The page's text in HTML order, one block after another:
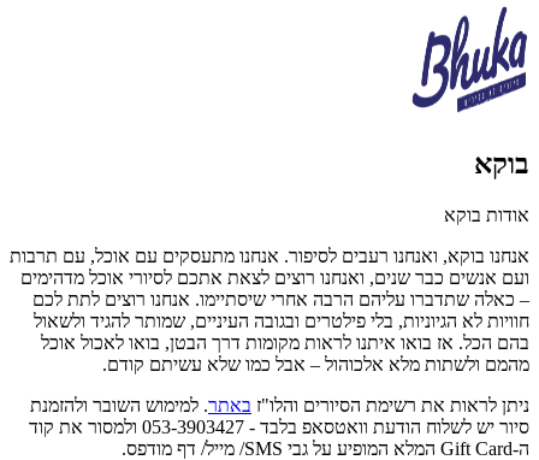
בוקא
אודות בוקא
אנחנו בוקא, ואנחנו רעבים לסיפור. אנחנו מתעסקים עם אוכל, עם תרבות
ועם אנשים כבר שנים, ואנחנו רוצים לצאת אתכם לסיורי אוכל מדהימים
– כאלה שתדברו עליהם הרבה אחרי שיסתיימו. אנחנו רוצים לתת לכם
חוויות לא הגיוניות, בלי פילטרים ובגובה העיניים, שמותר להגיד ולשאול
בהם הכל. אז בואו איתנו לראות מקומות דרך הבטן, בואו לאכול אוכל
מהמם ולשתות מלא אלכוהול – אבל כמו שלא עשיתם קודם.
ניתן לראות את רשימת הסיורים והלו"ז באתר. למימוש השובר ולהזמנת
סיור יש לשלוח הודעת וואטסאפ בלבד -
053-3903427 ולמסור את קוד
ה-Gift Card המלא המופיע על גבי SMS/ מייל/ דף מודפס.